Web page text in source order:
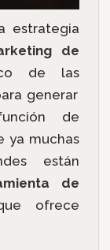
estrategia
de
de las
generar
de
ya muchas
están
de
ofrece